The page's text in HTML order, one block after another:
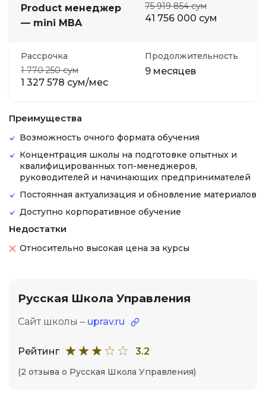
Product менеджер
— mini MBA
75 919 854 сум
41 756 000 сум
Рассрочка
1 770 250 сум
1 327 578 сум/мес
Продолжительность
9 месяцев
Преимущества
Возможность очного формата обучения
Концентрация школы на подготовке опытных и
квалифицированных топ-менеджеров,
руководителей и начинающих предпринимателей
Постоянная актуализация и обновление материалов
Доступно корпоративное обучение
Недостатки
Относительно высокая цена за курсы
Русская Школа Управления
Сайт школы – uprav.ru
Рейтинг 3.2
(2 отзыва о Русская Школа Управления)